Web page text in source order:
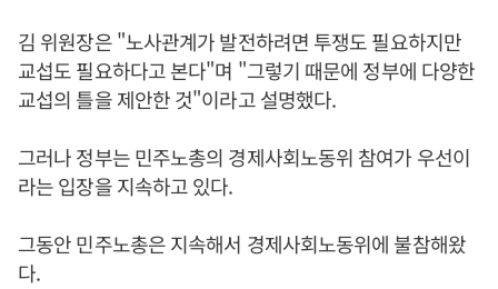
김 위원장은 "노사관계가 발전하려면 투쟁도 필요하지만
교섭도 필요하다고 본다"며 "그렇기 때문에 정부에 다양한
교섭의 틀을 제안한 것"이라고 설명했다.
그러나 정부는 민주노총의 경제사회노동위 참여가 우선이
라는 입장을 지속하고 있다.
그동안 민주노총은 지속해서 경제사회노동위에 불참해왔
다.